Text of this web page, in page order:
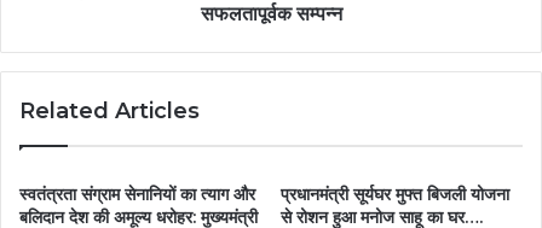
सफलतापूर्वक सम्पन्न
Related Articles
स्वतंत्रता संग्राम सेनानियों का त्याग और
बलिदान देश की अमूल्य धरोहर: मुख्यमंत्री
प्रधानमंत्री सूर्यघर मुफ्त बिजली योजना
से रोशन हुआ मनोज साहू का घर….